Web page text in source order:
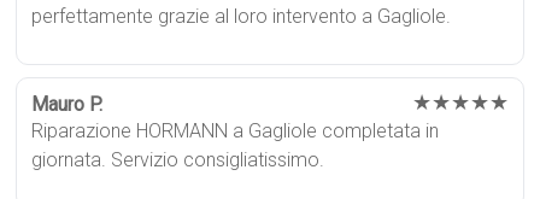
perfettamente grazie al loro intervento a Gagliole.
Mauro P. ★★★★★
Riparazione HORMANN a Gagliole completata in
giornata. Servizio consigliatissimo.